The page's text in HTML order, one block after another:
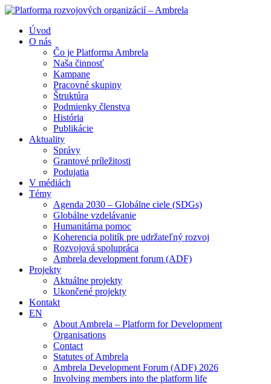
Úvod
O nás
Čo je Platforma Ambrela
Naša činnosť
Kampane
Pracovné skupiny
Štruktúra
Podmienky členstva
História
Publikácie
Aktuality
Správy
Grantové príležitosti
Podujatia
V médiách
Témy
Agenda 2030 – Globálne ciele (SDGs)
Globálne vzdelávanie
Humanitárna pomoc
Koherencia politík pre udržateľný rozvoj
Rozvojová spolupráca
Ambrela development forum (ADF)
Projekty
Aktuálne projekty
Ukončené projekty
Kontakt
EN
About Ambrela – Platform for Development
Organisations
Contact
Statutes of Ambrela
Ambrela Development Forum (ADF) 2026
Involving members into the platform life